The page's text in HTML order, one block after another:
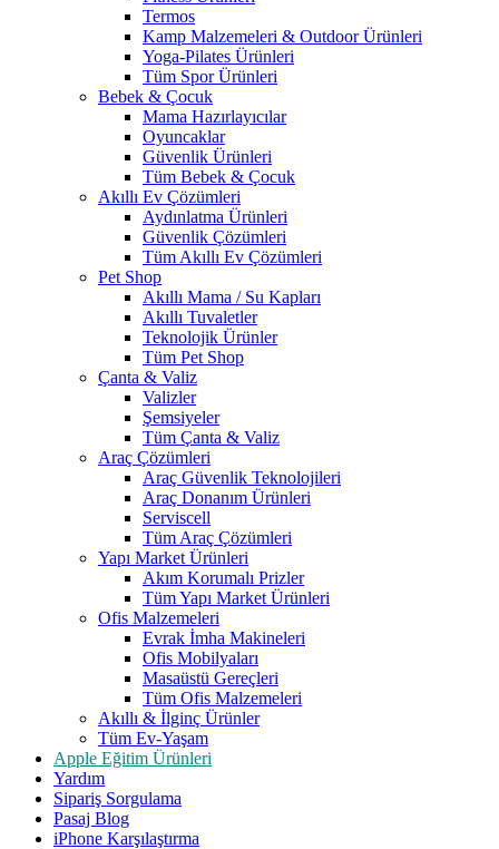
Termos
Kamp Malzemeleri & Outdoor Ürünleri
Yoga-Pilates Ürünleri
Tüm Spor Ürünleri
Bebek & Çocuk
Mama Hazırlayıcılar
Oyuncaklar
Güvenlik Ürünleri
Tüm Bebek & Çocuk
Akıllı Ev Çözümleri
Aydınlatma Ürünleri
Güvenlik Çözümleri
Tüm Akıllı Ev Çözümleri
Pet Shop
Akıllı Mama / Su Kapları
Akıllı Tuvaletler
Teknolojik Ürünler
Tüm Pet Shop
Çanta & Valiz
Valizler
Şemsiyeler
Tüm Çanta & Valiz
Araç Çözümleri
Araç Güvenlik Teknolojileri
Araç Donanım Ürünleri
Serviscell
Tüm Araç Çözümleri
Yapı Market Ürünleri
Akım Korumalı Prizler
Tüm Yapı Market Ürünleri
Ofis Malzemeleri
Evrak İmha Makineleri
Ofis Mobilyaları
Masaüstü Gereçleri
Tüm Ofis Malzemeleri
Akıllı & İlginç Ürünler
Tüm Ev-Yaşam
Apple Eğitim Ürünleri
Yardım
Sipariş Sorgulama
Pasaj Blog
iPhone Karşılaştırma